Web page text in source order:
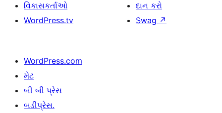
વિકાસકર્તાઓ
WordPress.tv
દાન કરો
Swag ↗
WordPress.com
મેટ
બી બી પ્રેસ
બડીપ્રેસ.